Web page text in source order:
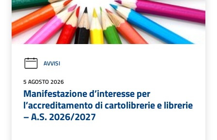
AVVISI
5 AGOSTO 2026
Manifestazione d’interesse per
l’accreditamento di cartolibrerie e librerie
– A.S. 2026/2027